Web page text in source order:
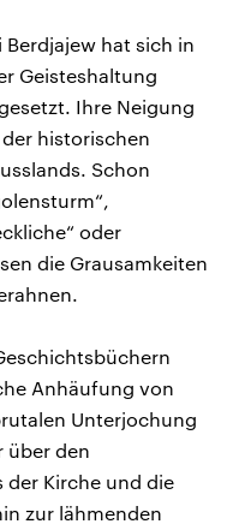
Berdjajew hat sich in
Geisteshaltung
Ihre Neigung
historischen
Schon
oder
die Grausamkeiten
Anhäufung von
Unterjochung
über den
der Kirche und die
zur lähmenden